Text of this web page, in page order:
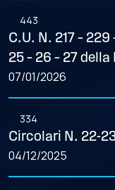
443
C.U. N. 217 –
25 – 26 – 27 della
07/01/2026
334
Circolari N. 22-
04/12/2025